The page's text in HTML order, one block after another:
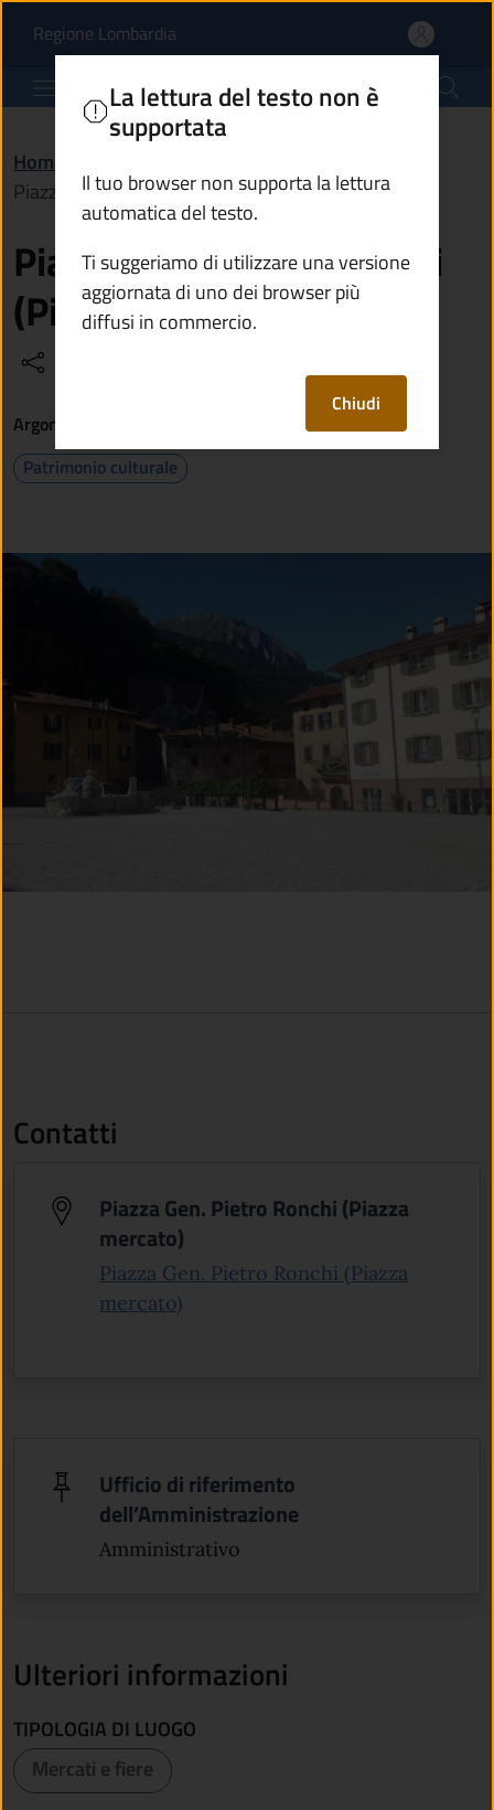
Piazza Gen. Pietro
Regione Lombardia(apre in un'altra scheda).
Comune di Breno
Home
Piazza Gen. Pietro Ronchi (Piazza mercato)
Piazza Gen. Pietro Ronchi
(Piazza mercato)
La lettura del testo non è
supportata
Il tuo browser non supporta la lettura
automatica del testo.
Ti suggeriamo di utilizzare una versione
aggiornata di uno dei browser più
diffusi in commercio.
Chiudi
Argomenti
Patrimonio culturale
Contatti
Piazza Gen. Pietro Ronchi (Piazza
mercato)
Piazza Gen. Pietro Ronchi (Piazza
mercato)
Ufficio di riferimento
dell’Amministrazione
Amministrativo
Ulteriori informazioni
TIPOLOGIA DI LUOGO
Mercati e fiere